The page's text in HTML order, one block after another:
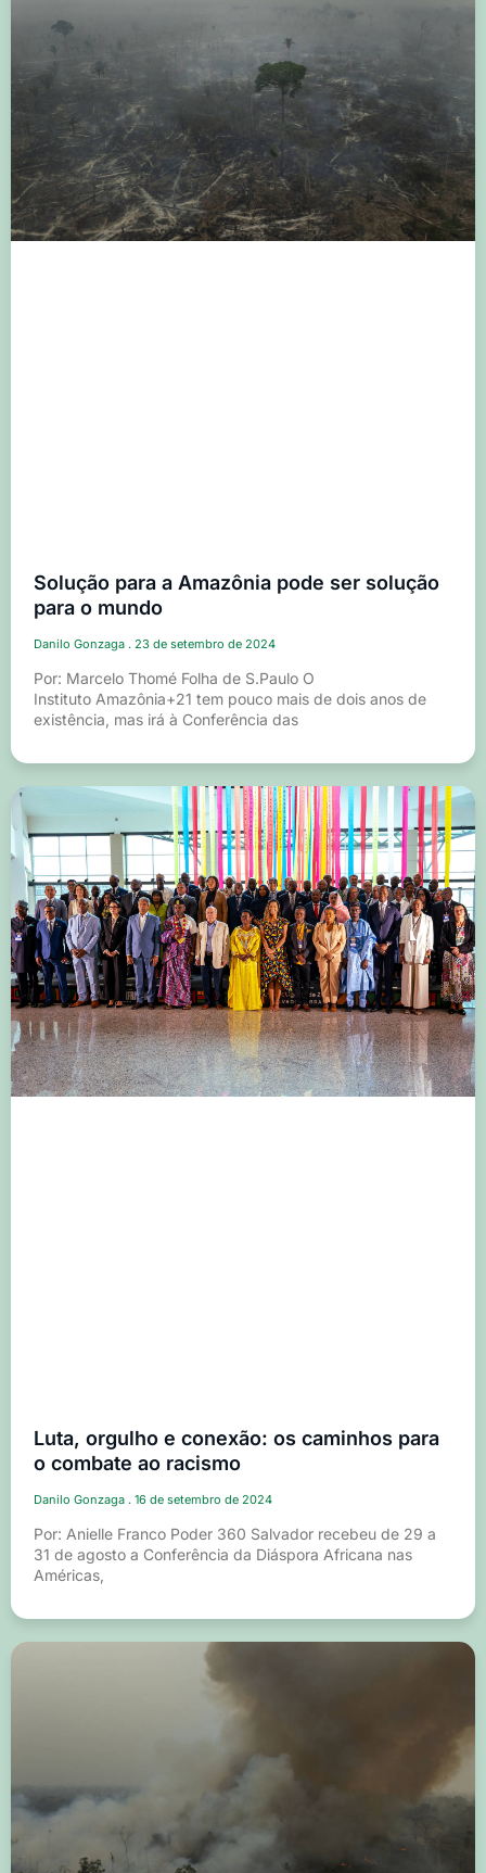
Solução para a Amazônia pode ser solução
para o mundo
Danilo Gonzaga 23 de setembro de 2024
Por: Marcelo Thomé Folha de S.Paulo O
Instituto Amazônia+21 tem pouco mais de dois anos de
existência, mas irá à Conferência das
Luta, orgulho e conexão: os caminhos para
o combate ao racismo
Danilo Gonzaga 16 de setembro de 2024
Por: Anielle Franco Poder 360 Salvador recebeu de 29 a
31 de agosto a Conferência da Diáspora Africana nas
Américas,